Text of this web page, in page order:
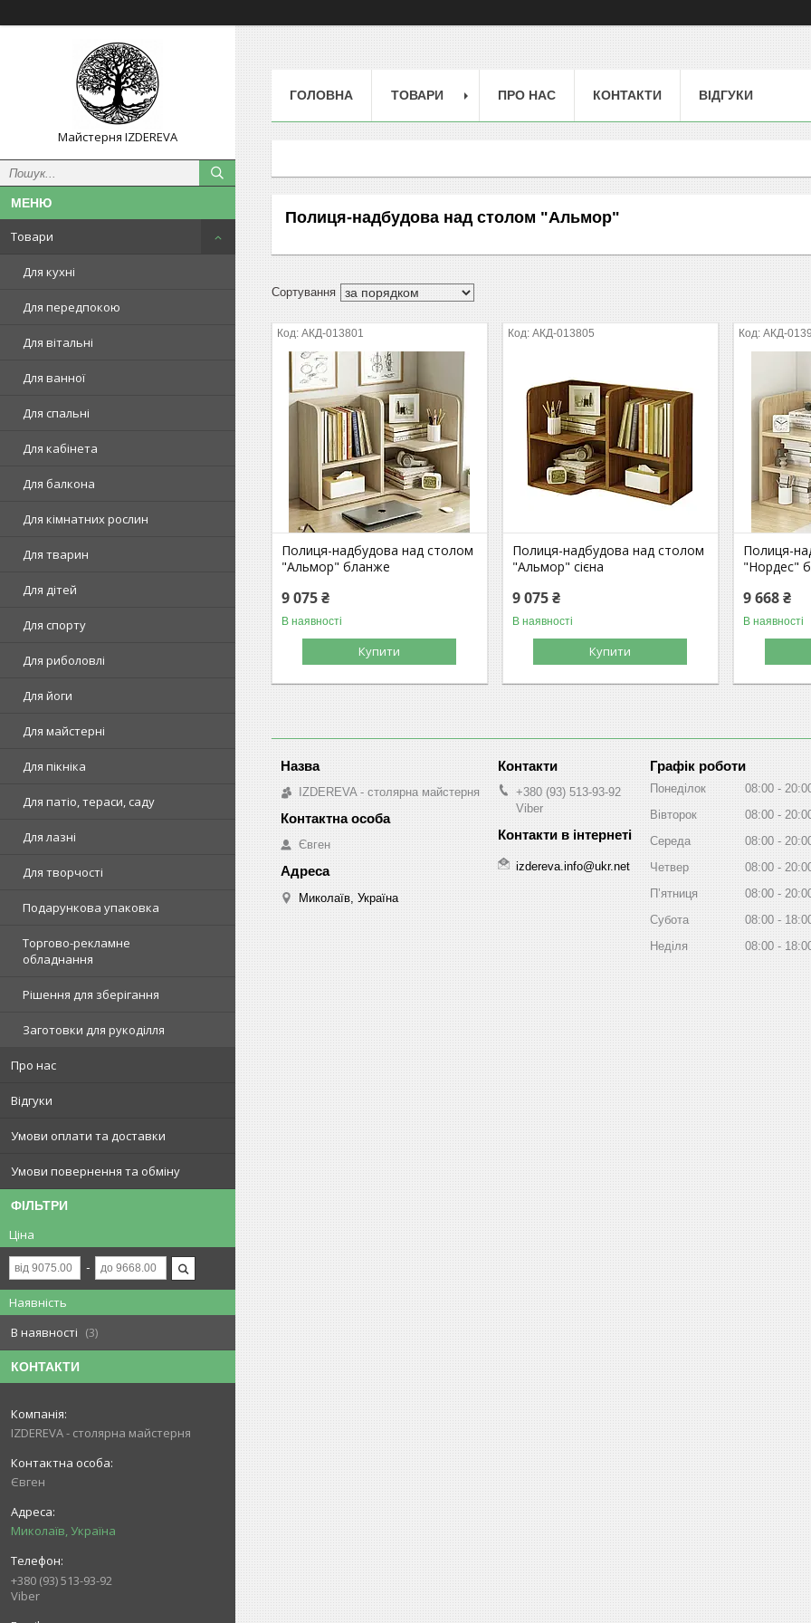
Майстерня IZDEREVA
Товари
Для кухні
Для передпокою
Для вітальні
Для ванної
Для спальні
Для кабінета
Для балкона
Для кімнатних рослин
Для тварин
Для дітей
Для спорту
Для риболовлі
Для йоги
Для майстерні
Для пікніка
Для патіо, тераси, саду
Для лазні
Для творчості
Подарункова упаковка
Торгово-рекламне
обладнання
Рішення для зберігання
Заготовки для рукоділля
Про нас
Відгуки
Умови оплати та доставки
Умови повернення та обміну
ФІЛЬТРИ
Ціна
Наявність
В наявності
3
КОНТАКТИ
IZDEREVA - столярна майстерня
Євген
Миколаїв, Україна
+380 (93) 513-93-92
Viber
ГОЛОВНА ТОВАРИ ПРО НАС КОНТАКТИ ВІДГУКИ
Полиця-надбудова над столом "Альмор"
АКД-013801
Полиця-надбудова над столом
"Альмор" бланже
9 075 ₴
В наявності
Купити
АКД-013805
Полиця-надбудова над столом
"Альмор" сієна
9 075 ₴
В наявності
Купити
АКД-
Полиця-
"Нордес"
9 668 ₴
В наявності
IZDEREVA - столярна майстерня
Євген
Миколаїв, Україна
+380 (93) 513-93-92
Viber
izdereva.info@ukr.net
Графік роботи
Понеділок 08:00
Вівторок
08:00
Середа
08:00
Четвер
08:00
Пʼятниця
08:00
Субота
08:00
Неділя
08:00